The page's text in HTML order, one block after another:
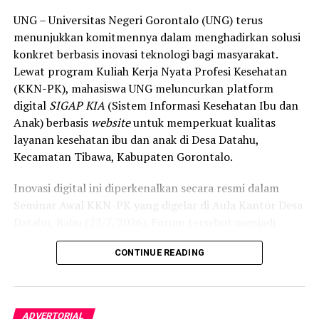
apabila mengalami gejala batuk berkepanjangan,”
terang Taufik.
Selain skrining TBC, mahasiswa turut mendampingi
nakes Puskesmas Talaga Jaya dalam memberikan
pelayanan Cek Kesehatan Gratis (CKG), meliputi
pengukuran tekanan darah, cek kadar gula darah, dan
penapisan faktor risiko penyakit tidak menular (PTM)
sebagai upaya promotif-preventif.
Perwakilan DPL KKN-PK, Dr. dr. Vivien Novarina A.
Kasim, M.Kes., menegaskan bahwa keterlibatan
Perguruan Tinggi dalam mengawal transformasi
layanan kesehatan primer.
“Kehadiran mahasiswa mempercepat jangkauan skema
active case finding
UNG – Universitas Negeri Gorontalo (UNG) terus
menunjukkan komitmennya dalam menghadirkan solusi
konkret berbasis inovasi teknologi bagi masyarakat.
Lewat program Kuliah Kerja Nyata Profesi Kesehatan
(KKN-PK), mahasiswa UNG meluncurkan platform
digital SIGAP KIA(Sistem Informasi Kesehatan Ibu dan
Anak) berbasis websiteuntuk memperkuat kualitas
layanan kesehatan ibu dan anak di Desa Datahu,
Kecamatan Tibawa, Kabupaten Gorontalo.
Inovasi digital ini diperkenalkan secara resmi dalam
Seminar Awal KKN-PK yang digelar di Aula Kantor Desa
sarana penting bagi mahasiswa dalam memaparkan
pemetaan data awal kesehatan masyarakat, sekaligus
pengabdian.
CONTINUE READING
ADVERTORIAL